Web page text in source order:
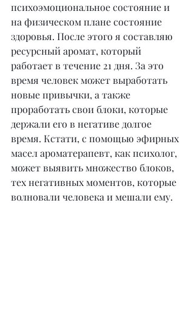
психоэмоциональное состояние и
на физическом плане состояние
здоровья. После этого я составляю
ресурсный аромат, который
работает в течение 21 дня. За это
время человек может выработать
новые привычки, а также
проработать свои блоки, которые
держали его в негативе долгое
время. Кстати, с помощью эфирных
масел ароматерапевт, как психолог,
может выявить множество блоков,
тех негативных моментов, которые
волновали человека и мешали ему.